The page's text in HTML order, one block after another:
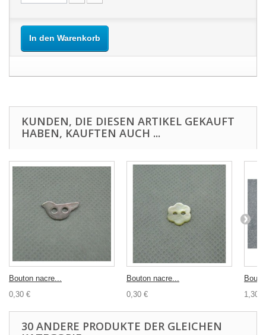
In den Warenkorb
KUNDEN, DIE DIESEN ARTIKEL GEKAUFT
HABEN, KAUFTEN AUCH ...
Bouton nacre...
0,30 €
Bouton nacre...
0,30 €
1,30 €
30 ANDERE PRODUKTE DER GLEICHEN